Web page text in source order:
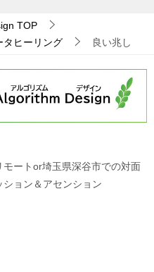
TOP
タヒーリング 良い兆し
ートor埼玉県深谷市での対面
ョン＆アセンション